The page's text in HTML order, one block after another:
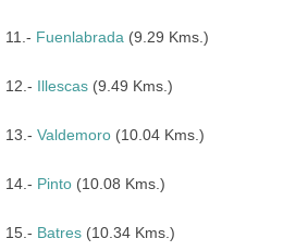
11.- Fuenlabrada (9.29 Kms.)
12.- Illescas (9.49 Kms.)
13.- Valdemoro (10.04 Kms.)
14.- Pinto (10.08 Kms.)
15.- Batres (10.34 Kms.)